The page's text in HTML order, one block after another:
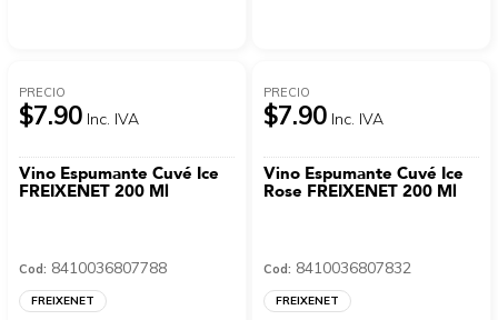
PRECIO
$7.90 Inc. IVA
Vino Espumante Cuvé Ice
FREIXENET 200 Ml
Cod: 8410036807788
FREIXENET
PRECIO
$7.90 Inc. IVA
Vino Espumante Cuvé Ice
Rose FREIXENET 200 Ml
Cod: 8410036807832
FREIXENET